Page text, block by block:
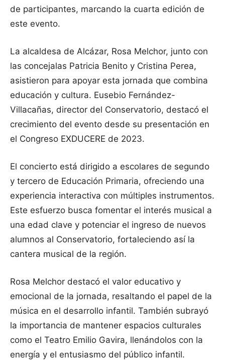
de participantes, marcando la cuarta edición de
este evento.
La alcaldesa de Alcázar, Rosa Melchor, junto con
las concejalas Patricia Benito y Cristina Perea,
asistieron para apoyar esta jornada que combina
educación y cultura. Eusebio Fernández-
Villacañas, director del Conservatorio, destacó el
crecimiento del evento desde su presentación en
el Congreso EXDUCERE de 2023.
El concierto está dirigido a escolares de segundo
y tercero de Educación Primaria, ofreciendo una
experiencia interactiva con múltiples instrumentos.
Este esfuerzo busca fomentar el interés musical a
una edad clave y potenciar el ingreso de nuevos
alumnos al Conservatorio, fortaleciendo así la
cantera musical de la región.
Rosa Melchor destacó el valor educativo y
emocional de la jornada, resaltando el papel de la
música en el desarrollo infantil. También subrayó
la importancia de mantener espacios culturales
como el Teatro Emilio Gavira, llenándolos con la
energía y el entusiasmo del público infantil.